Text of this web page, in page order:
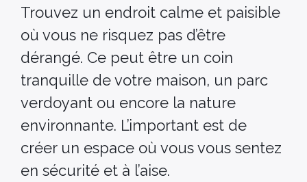
Trouvez un endroit calme et paisible
où vous ne risquez pas d’être
dérangé. Ce peut être un coin
tranquille de votre maison, un parc
verdoyant ou encore la nature
environnante. L’important est de
créer un espace où vous vous sentez
en sécurité et à l’aise.